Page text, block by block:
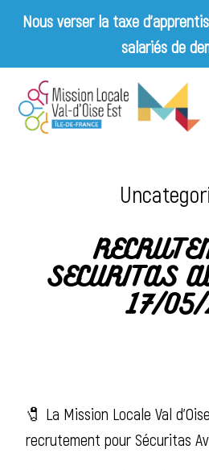
Nous verser la taxe
salariés de
content
Qui sommes-
Services
Emplois &
SECURITAS
17/
🧷 La Mission Locale Val
recrutement pour Sécuritas